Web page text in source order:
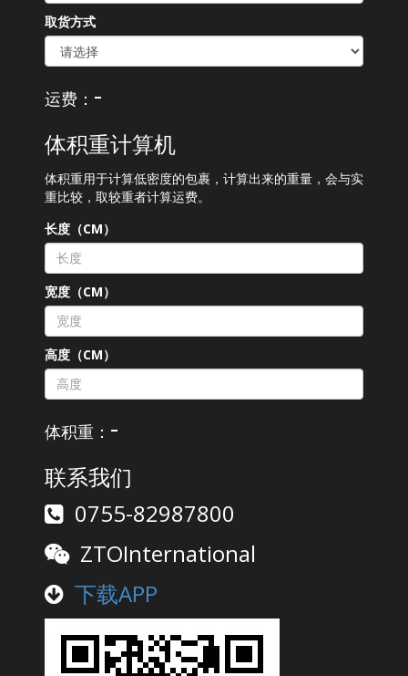
取货方式
运费： -
体积重计算机
体积重用于计算低密度的包裹，计算出来的重量，会与实
重比较，取较重者计算运费。
长度（CM）
宽度（CM）
高度（CM）
体积重： -
联系我们
0755-82987800
ZTOInternational
下载APP